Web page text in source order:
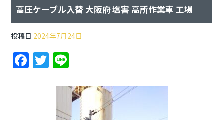
高圧ケーブル入替 大阪府 塩害 高所作業車 工場
投稿日 2024年7月24日
F
a
T
w
itt
er
e